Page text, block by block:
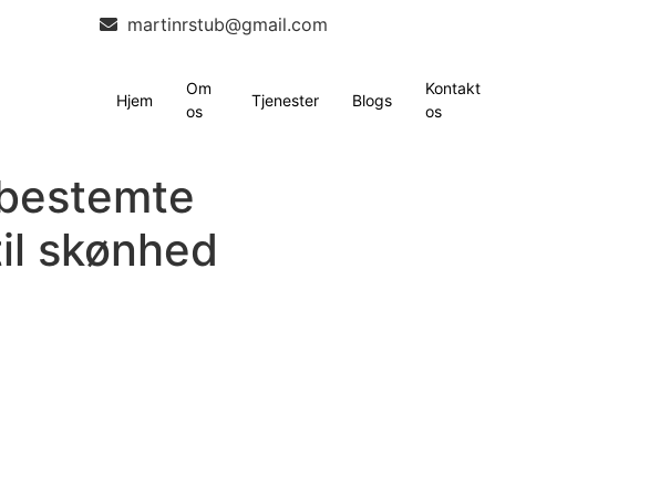
martinrstub@gmail.com
Hjem
Om
os
Tjenester Blogs
Kontakt
os
skønhed